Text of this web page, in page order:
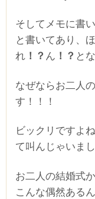
そしてメモに書
と書いてあり、
れ ！？ ん ！？ と
なぜならお二人
す！！！
ビックリですよ
て叫んじゃいま
お二人の結婚式
こんな偶然ある